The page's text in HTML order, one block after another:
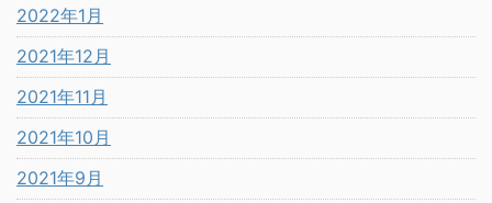
2022年1月
2021年12月
2021年11月
2021年10月
2021年9月